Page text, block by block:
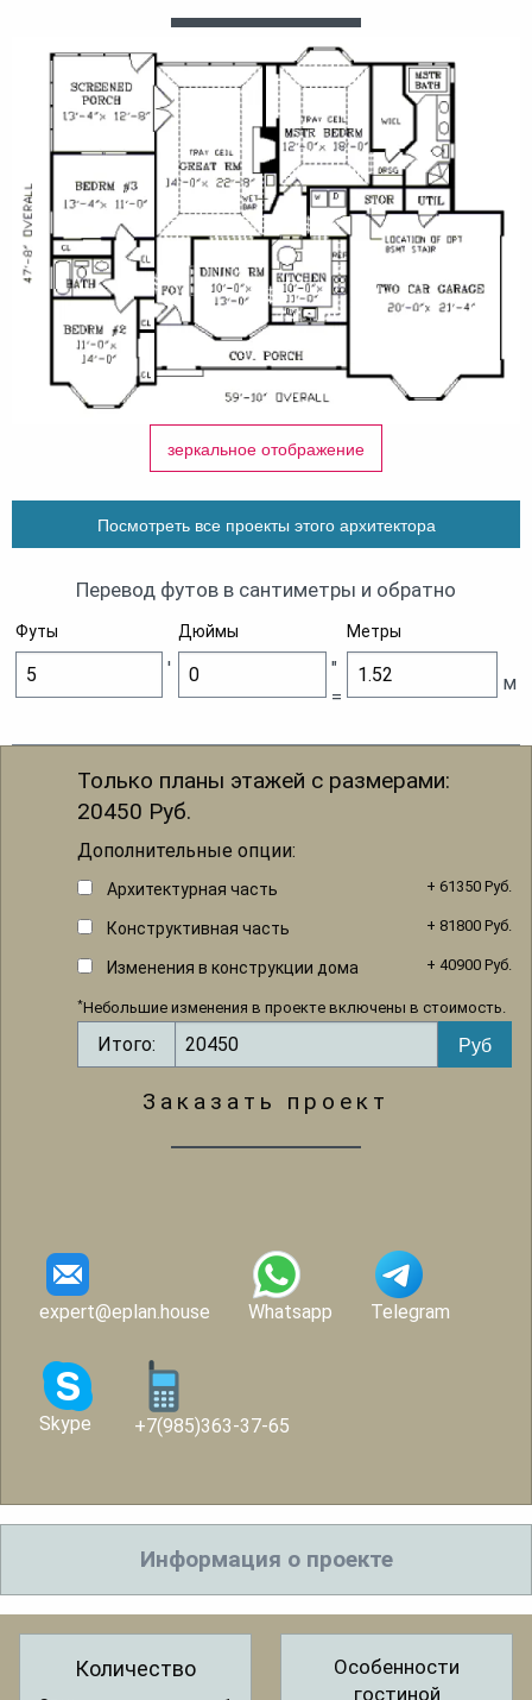
зеркальное отображение
Посмотреть все проекты этого архитектора
Перевод футов в сантиметры и обратно
Футы Дюймы Метры
'
"
=
м
Только планы этажей с размерами:
20450 Руб.
Дополнительные опции:
Архитектурная часть + 61350 Руб.
Конструктивная часть + 81800 Руб.
Изменения в конструкции дома + 40900 Руб.
*Небольшие изменения в проекте включены в стоимость.
Итого:
Заказать проект
expert@eplan.house Whatsapp Telegram
Skype +7(985)363-37-65
Информация о проекте
Количество
Особенности
гостиной